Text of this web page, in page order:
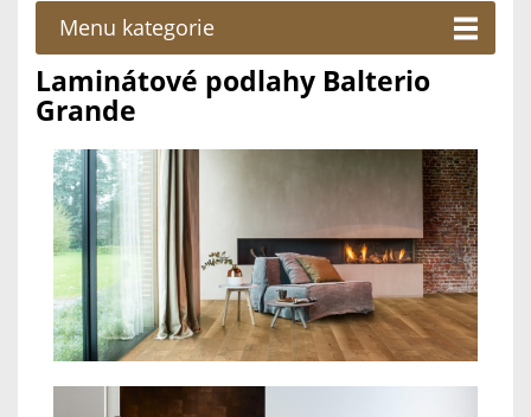
Menu kategorie
Laminátové podlahy Balterio
Grande